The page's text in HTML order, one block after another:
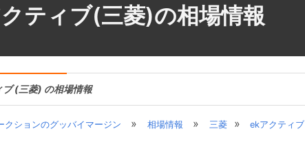
ティブ(三菱)の相場情報
(三菱) の相場情報
クションのグッバイマージン » 相場情報 » 三菱 » ekアクティブ